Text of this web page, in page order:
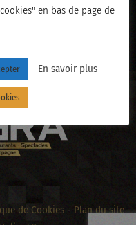
de Cookies - Plan du site
en bas de page de
En savoir plus